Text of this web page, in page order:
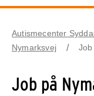
Autismecenter
Nymarksvej
Job på